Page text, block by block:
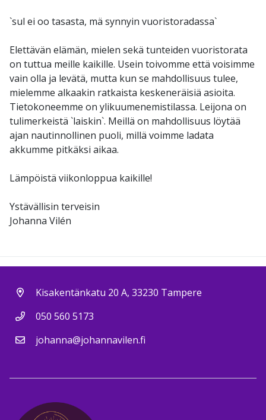
`sul ei oo tasasta, mä synnyin vuoristoradassa`
Elettävän elämän, mielen sekä tunteiden vuoristorata
on tuttua meille kaikille. Usein toivomme että voisimme
vain olla ja levätä, mutta kun se mahdollisuus tulee,
mielemme alkaakin ratkaista keskeneräisiä asioita.
Tietokoneemme on ylikuumenemistilassa. Leijona on
tulimerkeistä `laiskin`. Meillä on mahdollisuus löytää
ajan nautinnollinen puoli, millä voimme ladata
akkumme pitkäksi aikaa.
Lämpöistä viikonloppua kaikille!
Ystävällisin terveisin
Johanna Vilén
Kisakentänkatu 20 A, 33230 Tampere
050 560 5173
johanna@johannavilen.fi